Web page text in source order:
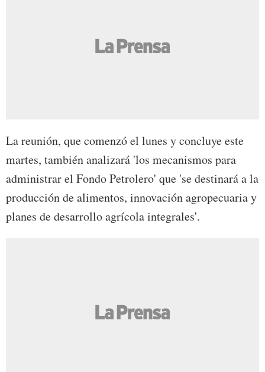
La reunión, que comenzó el lunes y concluye este
martes, también analizará 'los mecanismos para
administrar el Fondo Petrolero' que 'se destinará a la
producción de alimentos, innovación agropecuaria y
planes de desarrollo agrícola integrales'.